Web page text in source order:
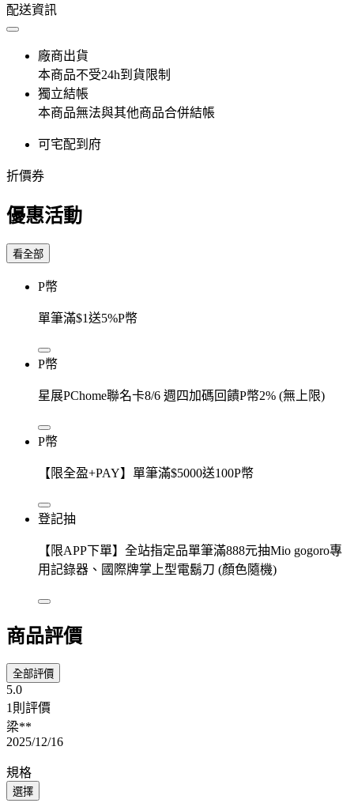
配送資訊
廠商出貨
本商品不受24h到貨限制
獨立結帳
本商品無法與其他商品合併結帳
可宅配到府
折價券
優惠活動
看全部
P幣
單筆滿$1送5%P幣
P幣
星展PChome聯名卡8/6 週四加碼回饋P幣2% (無上限)
P幣
【限全盈+PAY】單筆滿$5000送100P幣
登記抽
【限APP下單】全站指定品單筆滿888元抽Mio gogoro專
用記錄器、國際牌掌上型電鬍刀 (顏色隨機)
商品評價
全部評價
5.0
1則評價
梁**
2025/12/16
規格
選擇